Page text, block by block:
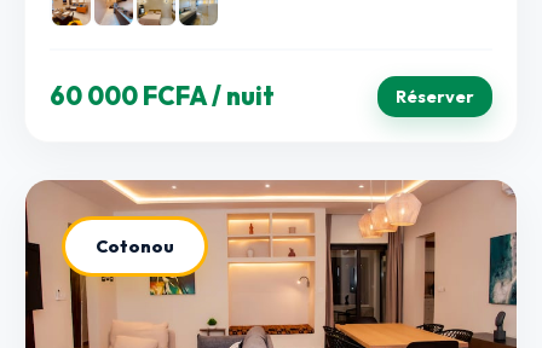
60 000 FCFA/ nuit Réserver
Cotonou